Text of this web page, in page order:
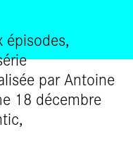
épisodes,
par Antoine
18 décembre